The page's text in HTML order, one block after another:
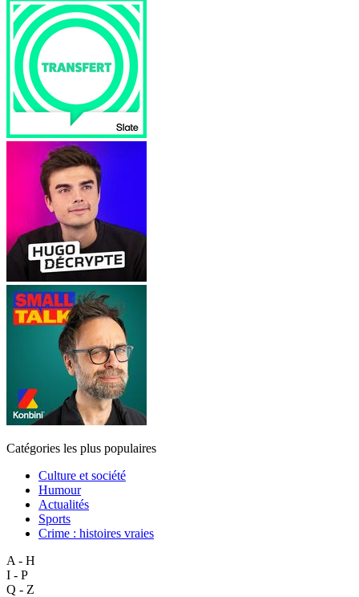
Catégories les plus populaires
Culture et société
Humour
Actualités
Sports
Crime : histoires vraies
A - H
I - P
Q - Z